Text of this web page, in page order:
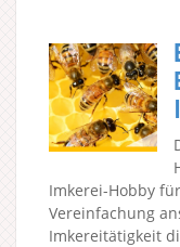
Imkerei-Hobby
Vereinfachung
Imkereitätigkeit